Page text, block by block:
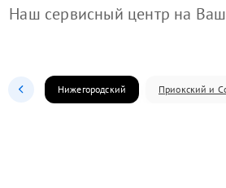
Наш сервисный центр на
Нижегородский Приокский и